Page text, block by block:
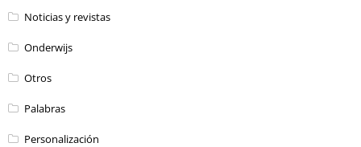
Noticias y revistas
Onderwijs
Otros
Palabras
Personalización